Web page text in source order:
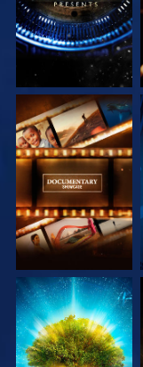
DÉCOUVRIR LES
SÉRIES
DÉCOUVRIR LES
SÉRIES